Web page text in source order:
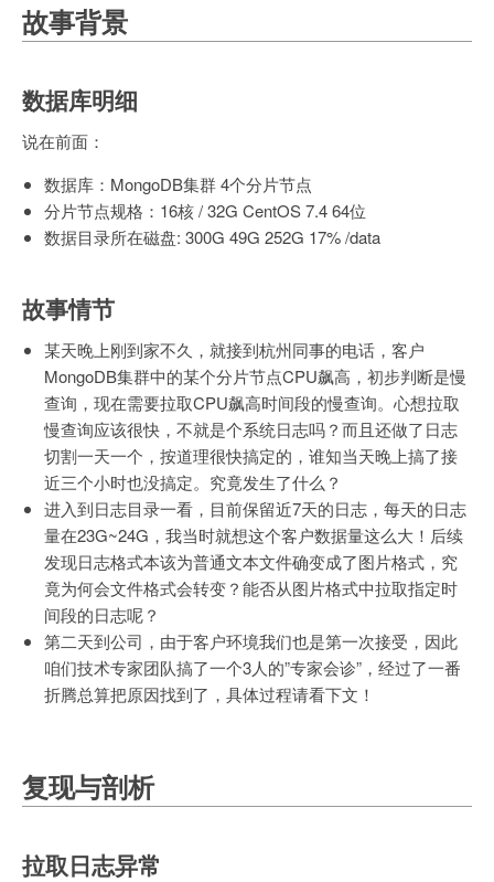
故事背景
数据库明细
说在前面：
数据库：MongoDB集群 4个分片节点
分片节点规格：16核 / 32G CentOS 7.4 64位
数据目录所在磁盘: 300G 49G 252G 17% /data
故事情节
某天晚上刚到家不久，就接到杭州同事的电话，客户
MongoDB集群中的某个分片节点CPU飙高，初步判断是慢
查询，现在需要拉取CPU飙高时间段的慢查询。心想拉取
慢查询应该很快，不就是个系统日志吗？而且还做了日志
切割一天一个，按道理很快搞定的，谁知当天晚上搞了接
近三个小时也没搞定。究竟发生了什么？
进入到日志目录一看，目前保留近7天的日志，每天的日志
量在23G~24G，我当时就想这个客户数据量这么大！后续
发现日志格式本该为普通文本文件确变成了图片格式，究
竟为何会文件格式会转变？能否从图片格式中拉取指定时
间段的日志呢？
第二天到公司，由于客户环境我们也是第一次接受，因此
咱们技术专家团队搞了一个3人的”专家会诊”，经过了一番
折腾总算把原因找到了，具体过程请看下文！
复现与剖析
拉取日志异常